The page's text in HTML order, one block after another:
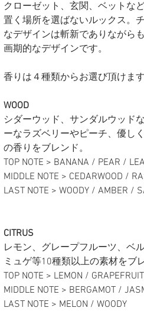
クローゼット、玄関、ベットな
置く場所を選ばないルックス。
なデザインは斬新でありながら
画期的なデザインです。
香りは４種類からお選び頂けます
WOOD
シダーウッド、サンダルウッド
ーなラズベリーやピーチ、優し
の香りをブレンド。
TOP NOTE > BANANA / PEAR /
MIDDLE NOTE > CEDARWOOD /
LAST NOTE > WOODY / AMBER /
CITRUS
レモン、グレープフルーツ、ベ
ミュゲ等10種類以上の素材をブ
TOP NOTE > LEMON /
MIDDLE NOTE > BERGAMOT /
LAST NOTE > MELON / WOODY